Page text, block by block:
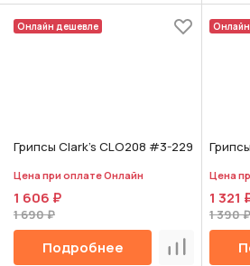
Онлайн дешевле
Грипсы Clark's CLO208 #3-229
Цена при оплате Онлайн
1 606 ₽
1 690 ₽
Подробнее Сравнить
Цена
1 321
1 390 ₽